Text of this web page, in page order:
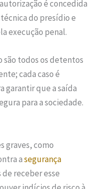
é concedida
do presídio e
execução penal.
são todos os detentos
cada caso é
garantir que a saída
para a sociedade.
graves, como
asegurança
receber esse